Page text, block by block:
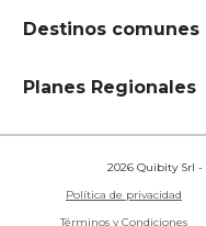
Destinos comunes
Planes Regionales
2026 Quibity Srl -
Política de privacidad
Términos y Condiciones